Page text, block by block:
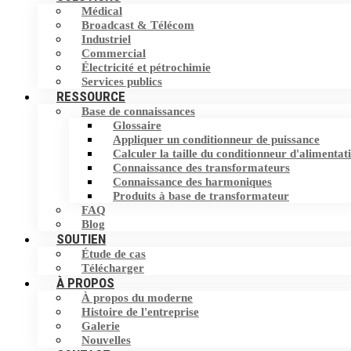
Commutateur de transfert statique (STS)
Stockage d'Energie
Filtre harmonique
Dispositif de correction du facteur de
puissance (PFC)
Éliminateur de courant neutre (NCE)
Dispositif de protection contre les
surtensions (SPD)
Médical
Broadcast & Télécom
Industriel
Commercial
Électricité et pétrochimie
Services publics
RESSOURCE
Base de connaissances
Glossaire
Appliquer un conditionneur de puissance
Calculer la taille du conditionneur
Connaissance des transformateurs
Connaissance des harmoniques
Produits à base de transformateur
FAQ
Blog
SOUTIEN
Étude de cas
Télécharger
À PROPOS
À propos du moderne
Histoire de l'entreprise
Galerie
Nouvelles